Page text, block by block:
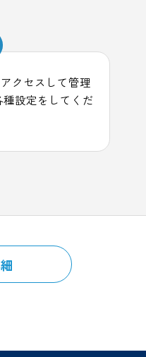
クセスして管理
設定をしてくだ